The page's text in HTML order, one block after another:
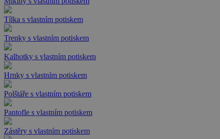
Tílka s vlastním potiskem
Trenky s vlastním potiskem
Kalhotky s vlastním potiskem
Hrnky s vlastním potiskem
Polštáře s vlastním potiskem
Pantofle s vlastním potiskem
Zástěry s vlastním potiskem